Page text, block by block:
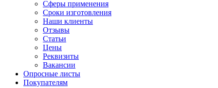
Сферы применения
Сроки изготовления
Наши клиенты
Отзывы
Статьи
Цены
Реквизиты
Вакансии
Опросные листы
Покупателям